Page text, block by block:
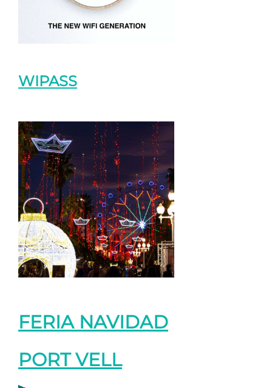
WIPASS
FERIA NAVIDAD
PORT VELL